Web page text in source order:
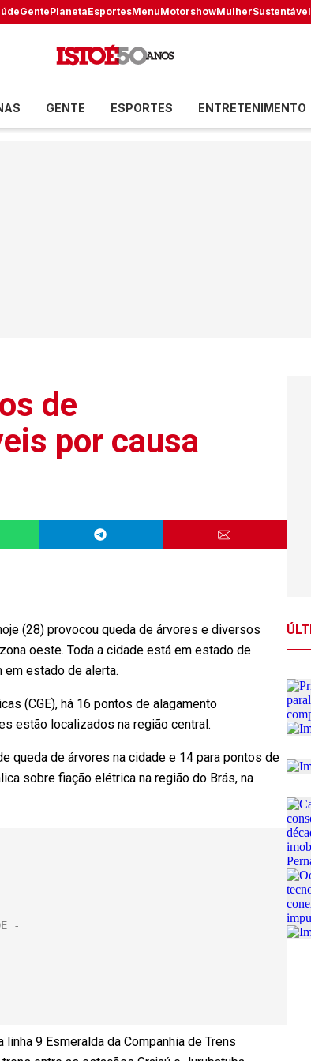
GentePlanetaEsportesMenuMotorshowMulherSustentável
GENTE ESPORTES ENTRETENIMENTO
de
por causa
(28) provocou queda de árvores e diversos
oeste. Toda a cidade está em estado de
em estado de alerta.
(CGE), há 16 pontos de alagamento
estão localizados na região central.
queda de árvores na cidade e 14 para pontos de
sobre fiação elétrica na região do Brás, na
9 Esmeralda da Companhia de Trens